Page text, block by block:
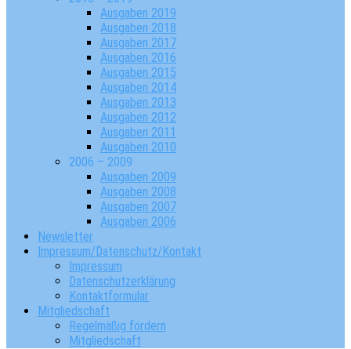
Ausgaben 2019
Ausgaben 2018
Ausgaben 2017
Ausgaben 2016
Ausgaben 2015
Ausgaben 2014
Ausgaben 2013
Ausgaben 2012
Ausgaben 2011
Ausgaben 2010
2006 – 2009
Ausgaben 2009
Ausgaben 2008
Ausgaben 2007
Ausgaben 2006
Newsletter
Impressum/Datenschutz/Kontakt
Impressum
Datenschutzerklärung
Kontaktformular
Mitgliedschaft
Regelmäßig fördern
Mitgliedschaft